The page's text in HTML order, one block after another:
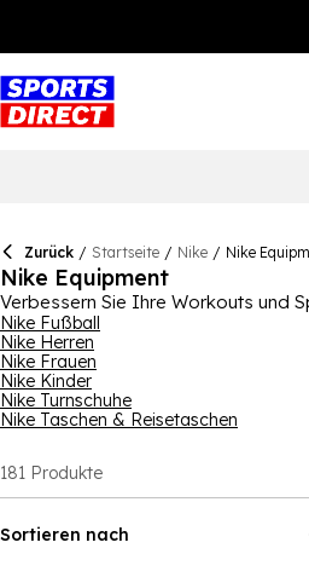
Zurück / Startseite / Nike / Nike
Nike Equipment
Verbessern Sie Ihre Workouts und
Fitnessstudio-Workout-Ausrüstung
Laufarmbändern bis hin zu
Männer, Frauen und Kinder.
Nike Fußball
Nike Herren
Nike Frauen
Nike Kinder
Nike Turnschuhe
Nike Taschen & Reisetaschen
181 Produkte
Sortieren nach